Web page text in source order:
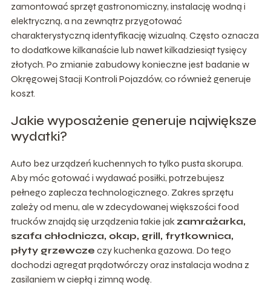
zamontować sprzęt gastronomiczny, instalację wodną i
elektryczną, a na zewnątrz przygotować
charakterystyczną identyfikację wizualną. Często oznacza
to dodatkowe kilkanaście lub nawet kilkadziesiąt tysięcy
złotych. Po zmianie zabudowy konieczne jest badanie w
Okręgowej Stacji Kontroli Pojazdów, co również generuje
koszt.
Jakie wyposażenie generuje największe
wydatki?
Auto bez urządzeń kuchennych to tylko pusta skorupa.
Aby móc gotować i wydawać posiłki, potrzebujesz
pełnego zaplecza technologicznego. Zakres sprzętu
zależy od menu, ale w zdecydowanej większości food
trucków znajdą się urządzenia takie jak zamrażarka,
szafa chłodnicza, okap, grill, frytkownica,
płyty grzewcze czy kuchenka gazowa. Do tego
dochodzi agregat prądotwórczy oraz instalacja wodna z
zasilaniem w ciepłą i zimną wodę.